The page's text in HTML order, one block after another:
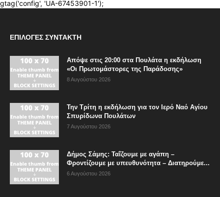
ΕΠΙΛΟΓΈΣ ΣΥΝΤΆΚΤΗ
Απόψε στις 20:00 στα Πουλάτα η εκδήλωση
«Οι Πρωτομάστορες της Παράδοσης»
8 Αυγούστου 2026
Την Τρίτη η εκδήλωση για τον Ιερό Ναό Αγίου
Σπυρίδωνα Πουλάτων
7 Αυγούστου 2026
Δήμος Σάμης: Ταΐζουμε με αγάπη –
Φροντίζουμε με υπευθυνότητα – Διατηρούμε...
6 Αυγούστου 2026